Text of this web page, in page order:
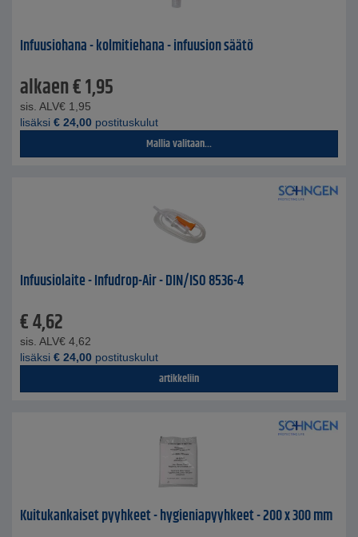
Infuusiohana - kolmitiehana - infuusion säätö
alkaen€1,95
sis. ALV€ 1,95
lisäksi € 24,00 postituskulut
Mallia valitaan...
Infuusiolaite - Infudrop-Air - DIN/ISO 8536-4
€4,62
sis. ALV€ 4,62
lisäksi € 24,00 postituskulut
artikkeliin
Kuitukankaiset pyyhkeet - hygieniapyyhkeet - 200 x 300 mm